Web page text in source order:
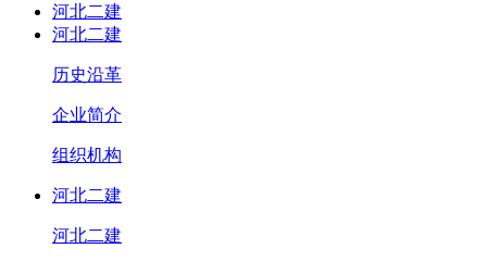
河北二建
河北二建
历史沿革
企业简介
组织机构
河北二建
河北二建